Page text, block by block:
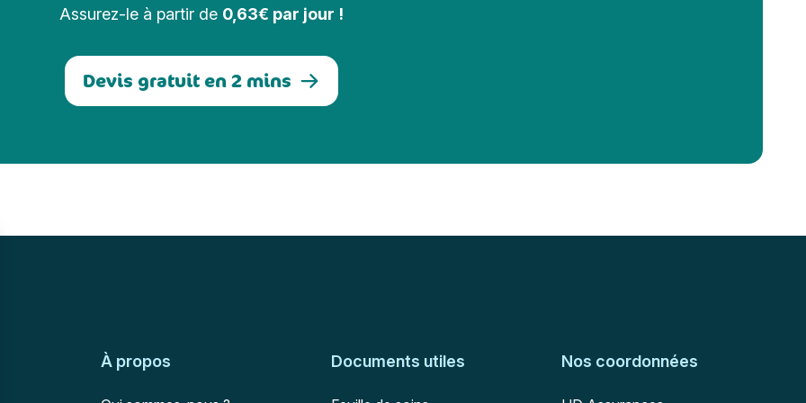
Assurez-le à partir de 0,63€ par jour !
Devis gratuit en 2 mins
À propos Documents utiles Nos coordonnées